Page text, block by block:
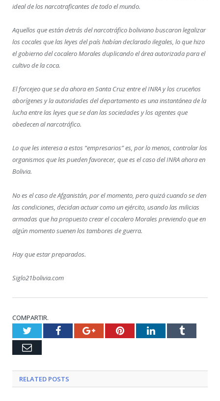
ideal de los narcotraficantes de todo el mundo.
Aquellos que están detrás del narcotráfico boliviano buscaron legalizar
los cocales que las leyes del país habían declarado ilegales, lo que hizo
el gobierno del cocalero Morales duplicando el área autorizada para el
cultivo de la coca.
El forcejeo que se da ahora en Santa Cruz entre el INRA y los cruceños
aborígenes y la autoridades del departamento es una instantánea de la
lucha entre las leyes que se dan las sociedades y los agentes que
obedecen al narcotráfico.
Lo que les interesa a estos “empresarios” es, por lo menos, controlar los
organismos que les pueden favorecer, que es el caso del INRA ahora en
Bolivia.
No es el caso de Afganistán, por el momento, pero quizá cuando se den
las condiciones, decidan actuar como un ejército, usando las milicias
armadas que ha propuesto crear el cocalero Morales previendo que en
algún momento suenen los tambores de guerra.
Hay que estar preparados.
Siglo21bolivia.com
COMPARTIR.
TwitterFacebookGoogle+PinterestLinkedInTumblr
Email
RELATED POSTS